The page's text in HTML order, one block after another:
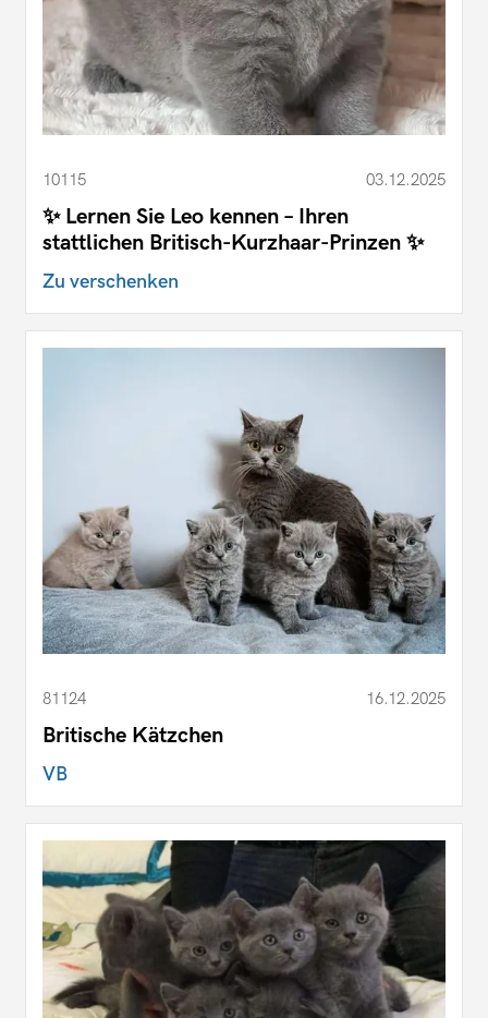
10115 03.12.2025
✨ Lernen Sie Leo kennen – Ihren
stattlichen Britisch-Kurzhaar-Prinzen ✨
Zu verschenken
81124 16.12.2025
Britische Kätzchen
VB